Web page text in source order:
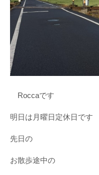
Roccaです
明日は月曜日定休日です
先日の
お散歩途中の